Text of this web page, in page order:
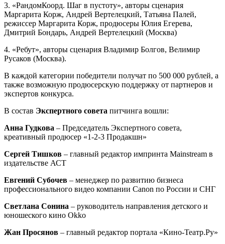
3. «РандомКоорд. Шаг в пустоту», авторы сценария
Маргарита Корж, Андрей Вертелецкий, Татьяна Палей,
режиссер Маргарита Корж, продюсеры Юлия Егерева,
Дмитрий Бондарь, Андрей Вертелецкий (Москва)
4. «Ребут», авторы сценария Владимир Болгов, Велимир
Русаков (Москва).
В каждой категории победители получат по 500 000 рублей, а
также возможную продюсерскую поддержку от партнеров и
экспертов конкурса.
В состав Экспертного совета питчинга вошли:
Анна Гудкова – Председатель Экспертного совета,
креативный продюсер «1-2-3 Продакшн»
Сергей Тишков – главный редактор импринта Mainstream в
издательстве АСТ
Евгений Субочев – менеджер по развитию бизнеса
профессионального видео компании Canon по России и СНГ
Светлана Сонина – руководитель направления детского и
юношеского кино Okko
Жан Просянов – главный редактор портала «Кино-Театр.Ру»